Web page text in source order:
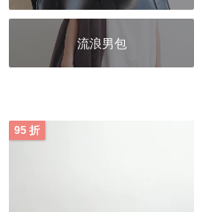
流浪男包
95 折